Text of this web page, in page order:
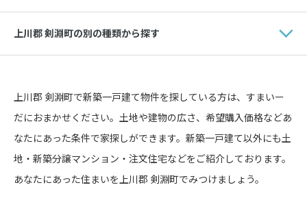
上川郡 剣淵町の別の種類から探す
上川郡 剣淵町で新築一戸建て物件を探している方は、すまいー
だにおまかせください。土地や建物の広さ、希望購入価格などあ
なたにあった条件で家探しができます。新築一戸建て以外にも土
地・新築分譲マンション・注文住宅などをご紹介しております。
あなたにあった住まいを上川郡 剣淵町でみつけましょう。